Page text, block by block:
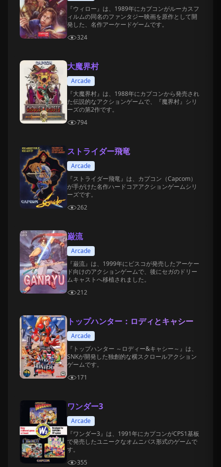
『ウィロー』は、1989年にカプコンがルーカスフ
ィルムの同名のファンタジー映画を原作として開
発した、名作アーケードゲームです。
324
大魔界村
Arcade
『大魔界村』は、1988年にカプコンから発売され
た伝説的なアクションゲームで、『魔界村』シリ
ーズの第2作です。
794
ストライダー飛竜
Arcade
『ストライダー飛竜』は、カプコン（Capcom）
が手がけた名作ハードコアアクションゲームシリ
ーズです。
262
巌流
Arcade
『巌流』は、1999年にビスコが発売したアーケー
ド向けのアクションゲームで、後にセガのドリー
ムキャストへ移植されました。
212
トップハンター：ロディとキャシー
Arcade
『トップハンター ～ロディー&キャシー～』は、
SNKが開発した独創的な横スクロールアクション
ゲームです。
171
ワンダー3
Arcade
『ワンダー3』は、1991年にカプコンがCPS1基板
で発売したユニークなオムニバス形式のゲームで
す。
355